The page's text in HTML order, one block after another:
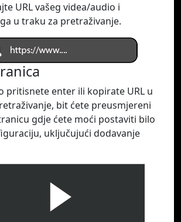
URL vašeg videa/audio i
u traku za pretraživanje.
pritisnete enter ili kopirate URL u
bit ćete preusmjereni
gdje ćete moći postaviti bilo
uključujući dodavanje